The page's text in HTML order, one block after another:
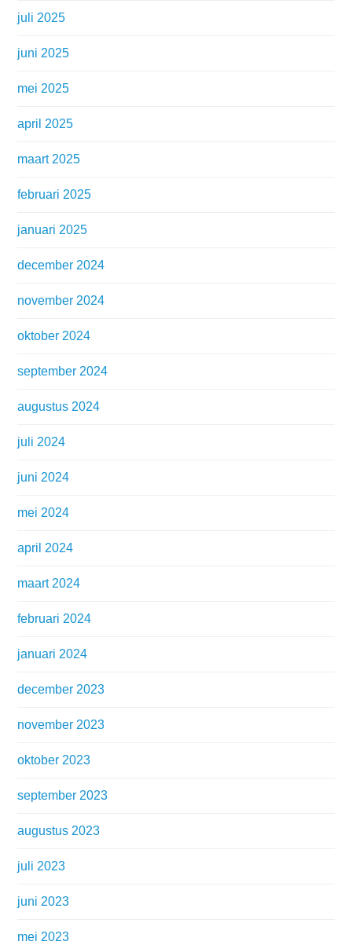
juli 2025
juni 2025
mei 2025
april 2025
maart 2025
februari 2025
januari 2025
december 2024
november 2024
oktober 2024
september 2024
augustus 2024
juli 2024
juni 2024
mei 2024
april 2024
maart 2024
februari 2024
januari 2024
december 2023
november 2023
oktober 2023
september 2023
augustus 2023
juli 2023
juni 2023
mei 2023